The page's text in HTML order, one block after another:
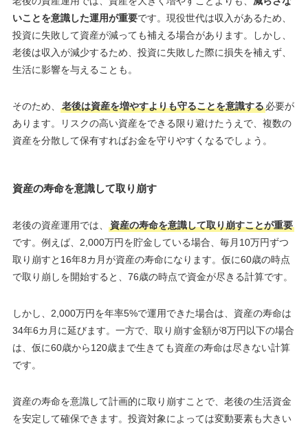
いことを意識した運用が重要です。現役世代は収入があるため、
投資に失敗して資産が減っても補える場合があります。しかし、
老後は収入が減少するため、投資に失敗した際に損失を補えず、
生活に影響を与えることも。
そのため、 老後は資産を増やすよりも守ることを意識する必要が
あります。リスクの高い資産をできる限り避けたうえで、複数の
資産を分散して保有すればお金を守りやすくなるでしょう。
資産の寿命を意識して取り崩す
老後の資産運用では、
資産の寿命を意識して取り崩すことが重要
です。例えば、2,000万円を貯金している場合、毎月10万円ずつ
取り崩すと16年8カ月が資産の寿命になります。仮に60歳の時点
で取り崩しを開始すると、76歳の時点で資金が尽きる計算です。
しかし、2,000万円を年率5%で運用できた場合は、資産の寿命は
34年6カ月に延びます。一方で、取り崩す金額が8万円以下の場合
は、仮に60歳から120歳まで生きても資産の寿命は尽きない計算
です。
資産の寿命を意識して計画的に取り崩すことで、老後の生活資金
を安定して確保できます。投資対象によっては変動要素も大きい